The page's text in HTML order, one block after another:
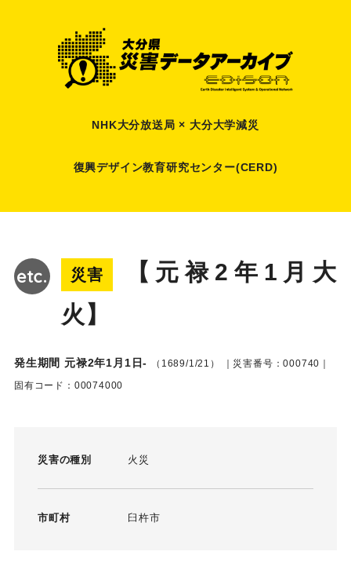
NHK大分放送局 × 大分大学減災
復興デザイン教育研究センター(CERD)
災害
【元禄2年1月大
火】
発生期間 元禄2年1月1日- （1689/1/21）
｜災害番号：000740｜
固有コード：00074000
災害の種別 火災
市町村 臼杵市